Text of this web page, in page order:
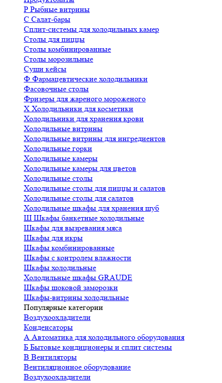
Р Рыбные витрины
С Салат-бары
Сплит-системы для холодильных камер
Столы для пиццы
Столы комбинированные
Столы морозильные
Суши кейсы
Ф Фармацевтические холодильники
Фасовочные столы
Фризеры для жареного мороженого
Х Холодильники для косметики
Холодильники для хранения крови
Холодильные витрины
Холодильные витрины для ингредиентов
Холодильные горки
Холодильные камеры
Холодильные камеры для цветов
Холодильные столы
Холодильные столы для пиццы и салатов
Холодильные столы для салатов
Холодильные шкафы для хранения шуб
Ш Шкафы банкетные холодильные
Шкафы для вызревания мяса
Шкафы для икры
Шкафы комбинированные
Шкафы с контролем влажности
Шкафы холодильные
Холодильные шкафы GRAUDE
Шкафы шоковой заморозки
Шкафы-витрины холодильные
Популярные категории
Воздухоохладители
Конденсаторы
А Автоматика для холодильного оборудования
Б Бытовые кондиционеры и сплит системы
В Вентиляторы
Вентиляционное оборудование
Воздухоохладители